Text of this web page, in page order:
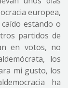
europea,
estando o
partidos de
en votos, no
los
mi gusto, los
ha